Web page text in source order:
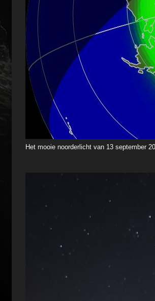
Het mooie noorderlicht van 13 september